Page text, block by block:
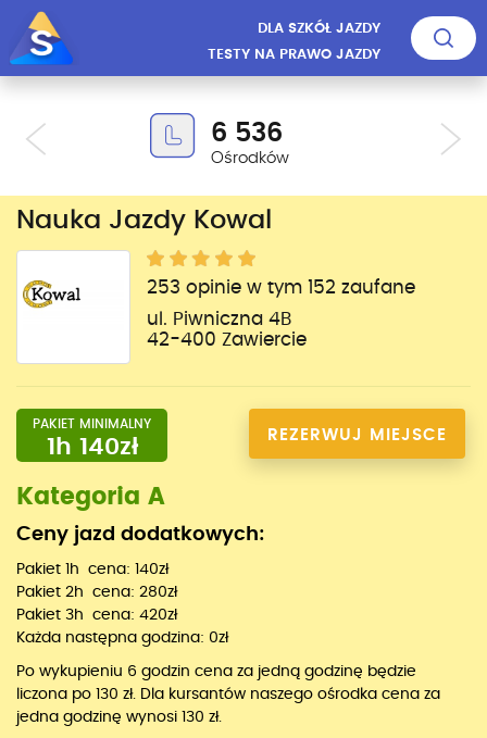
DLA SZKÓŁ JAZDY
TESTY NA PRAWO JAZDY
6 536
Ośrodków
Nauka Jazdy Kowal
253 opinie w tym 152 zaufane
ul. Piwniczna 4B
42-400 Zawiercie
PAKIET MINIMALNY
1h 140zł REZERWUJ MIEJSCE
Kategoria A
Ceny jazd dodatkowych:
Pakiet 1h cena: 140zł
Pakiet 2h cena: 280zł
Pakiet 3h cena: 420zł
Każda następna godzina: 0zł
Po wykupieniu 6 godzin cena za jedną godzinę będzie
liczona po 130 zł. Dla kursantów naszego ośrodka cena za
jedna godzinę wynosi 130 zł.